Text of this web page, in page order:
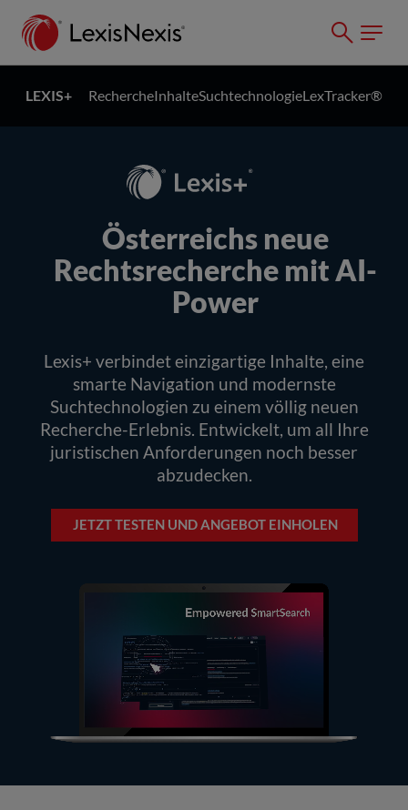
LEXIS+ RechercheInhalteSuchtechnologieLexTracker®
Österreichs neue
Rechtsrecherche mit AI-
Power
Lexis+ verbindet einzigartige Inhalte, eine
smarte Navigation und modernste
Suchtechnologien zu einem völlig neuen
Recherche-Erlebnis. Entwickelt, um all Ihre
juristischen Anforderungen noch besser
abzudecken.
JETZT TESTEN UND ANGEBOT EINHOLEN